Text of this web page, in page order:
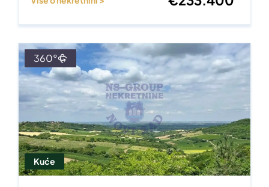
Kuće
360°